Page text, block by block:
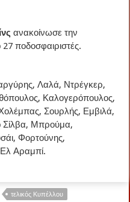
ανακοίνωσε την
ποδοσφαιριστές.
Λαλά, Ντρέγκερ,
Καλογερόπουλος,
Σουρλής, Εμβιλά,
Σίλβα, Μπρούμα,
Φορτούνης,
Αραμπί.
τελικός Κυπέλλου